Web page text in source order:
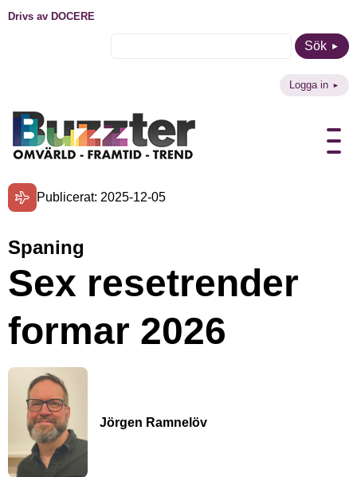
Drivs av DOCERE
Sök
Logga in
Publicerat: 2025-12-05
Spaning
Sex resetrender
formar 2026
Jörgen Ramnelöv